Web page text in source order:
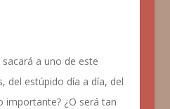
a uno de este
del estúpido día a día, del
¿O será tan